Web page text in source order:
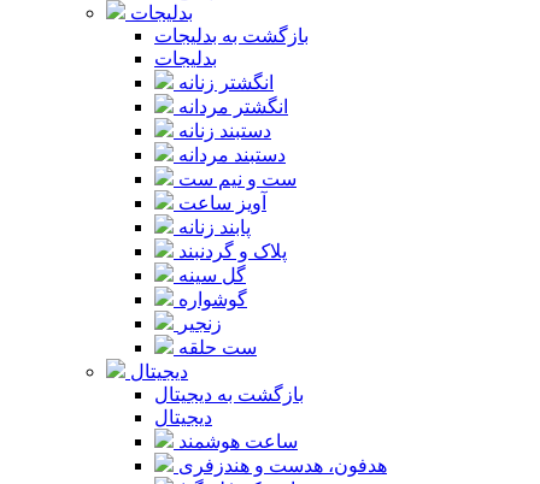
بدلیجات
بازگشت به بدلیجات
بدلیجات
انگشتر زنانه
انگشتر مردانه
دستبند زنانه
دستبند مردانه
ست و نیم ست
آویز ساعت
پابند زنانه
پلاک و گردنبند
گل سینه
گوشواره
زنجیر
ست حلقه
دیجیتال
بازگشت به دیجیتال
دیجیتال
ساعت هوشمند
هدفون، هدست و هندزفری